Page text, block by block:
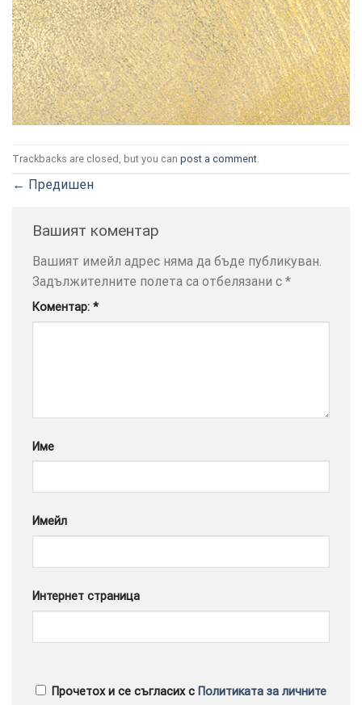
Trackbacks are closed, but you can post a comment
← Предишен
Вашият коментар
Вашият имейл адрес няма да бъде публикуван.
Задължителните полета са отбелязани с *
Коментар: *
Име
Имейл
Интернет страница
Прочетох и се съгласих с Политиката за личните
× ТОЗИ
САЙТ
ИЗПОЛЗВА
ПОВЕЧЕ
ИНФОРМАЦИЯ
ДА
НАМЕРИТЕ
ТУК.
УСЛУГИ ОПЦИИ